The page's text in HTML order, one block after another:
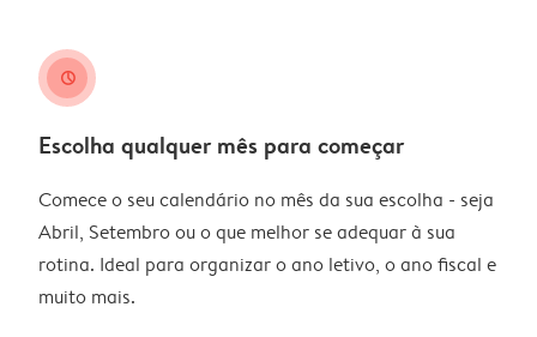
clock
Escolha qualquer mês para começar
Comece o seu calendário no mês da sua escolha - seja
Abril, Setembro ou o que melhor se adequar à sua
rotina. Ideal para organizar o ano letivo, o ano fiscal e
muito mais.